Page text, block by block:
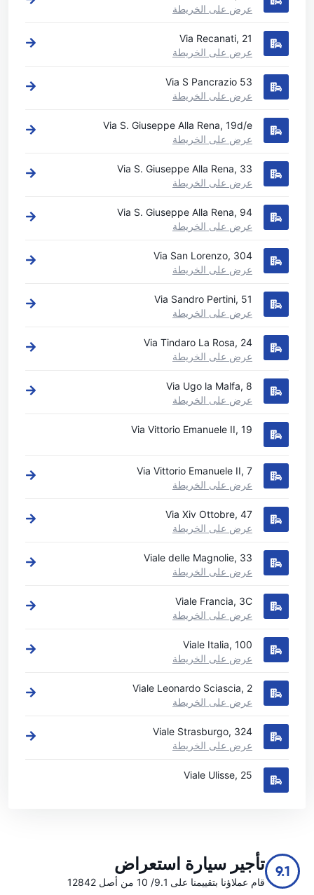
عرض على الخريطة
Via Recanati, 21
عرض على الخريطة
Via S Pancrazio 53
عرض على الخريطة
Via S. Giuseppe Alla Rena, 19d/e
عرض على الخريطة
Via S. Giuseppe Alla Rena, 33
عرض على الخريطة
Via S. Giuseppe Alla Rena, 94
عرض على الخريطة
Via San Lorenzo, 304
عرض على الخريطة
Via Sandro Pertini, 51
عرض على الخريطة
Via Tindaro La Rosa, 24
عرض على الخريطة
Via Ugo la Malfa, 8
عرض على الخريطة
Via Vittorio Emanuele II, 19
Via Vittorio Emanuele II, 7
عرض على الخريطة
Via Xiv Ottobre, 47
عرض على الخريطة
Viale delle Magnolie, 33
عرض على الخريطة
Viale Francia, 3C
عرض على الخريطة
Viale Italia, 100
عرض على الخريطة
Viale Leonardo Sciascia, 2
عرض على الخريطة
Viale Strasburgo, 324
عرض على الخريطة
Viale Ulisse, 25
9.1 تأجير سيارة استعراض
قام عملاؤنا بتقييمنا على 9.1/ 10 من أصل 12842